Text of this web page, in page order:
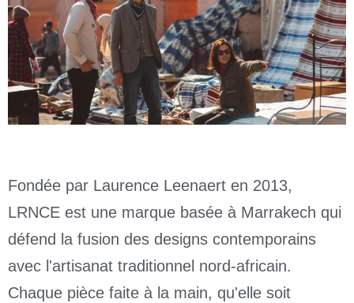
Fondée par Laurence Leenaert en 2013,
LRNCE est une marque basée à Marrakech qui
défend la fusion des designs contemporains
avec l'artisanat traditionnel nord-africain.
Chaque pièce faite à la main, qu'elle soit